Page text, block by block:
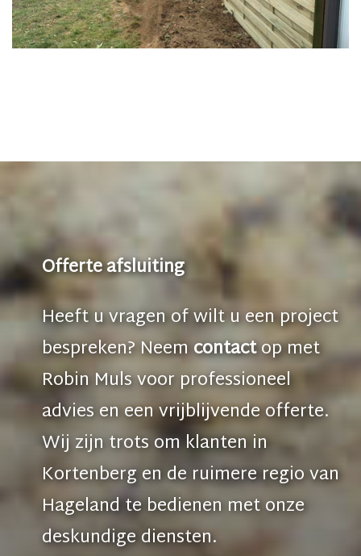
Offerte afsluiting
Heeft u vragen of wilt u een project
bespreken? Neemcontactop met
Robin Muls voor professioneel
advies en een vrijblijvende offerte.
Wij zijn trots om klanten in
Kortenberg en de ruimere regio van
Hageland te bedienen met onze
deskundige diensten.